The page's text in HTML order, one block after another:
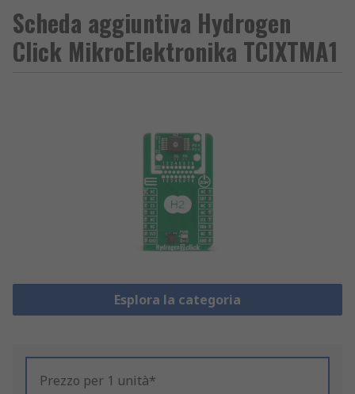
Scheda aggiuntiva Hydrogen
Click MikroElektronika TCIXTMA1
Esplora la categoria
Prezzo per 1 unità*